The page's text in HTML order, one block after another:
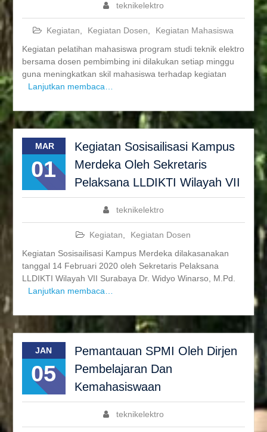
teknikelektro
Kegiatan Kegiatan Dosen
Kegiatan Mahasiswa
Kegiatan pelatihan mahasiswa program studi teknik elektro
bersama dosen pembimbing ini dilakukan setiap minggu
guna meningkatkan skil mahasiswa terhadap kegiatan
Lanjutkan membaca…
MAR
01
Kegiatan Sosisailisasi Kampus
Merdeka Oleh Sekretaris
Pelaksana LLDIKTI Wilayah VII
teknikelektro
Kegiatan
Kegiatan Dosen
Kegiatan Sosisailisasi Kampus Merdeka dilakasanakan
tanggal 14 Februari 2020 oleh Sekretaris Pelaksana
LLDIKTI Wilayah VII Surabaya Dr. Widyo Winarso, M.Pd.
Lanjutkan membaca…
JAN
05
Pemantauan SPMI Oleh Dirjen
Pembelajaran Dan
Kemahasiswaan
teknikelektro